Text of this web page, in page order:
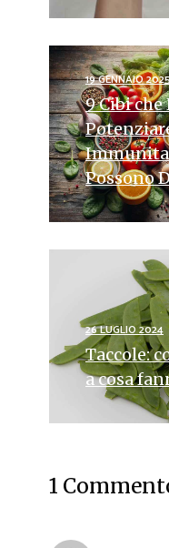
19 GENNAIO
9 Cibi che
Possono
26 LUGLIO 2024
Taccole:
a cosa
1